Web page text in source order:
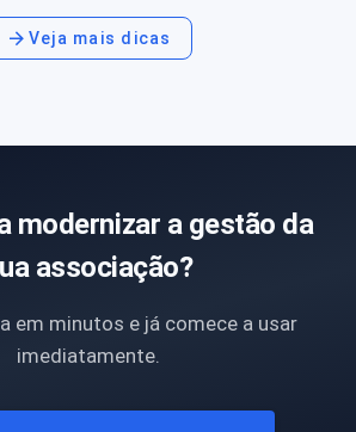
Veja mais dicas
modernizar a gestão da
associação?
em minutos e já comece a usar
imediatamente.